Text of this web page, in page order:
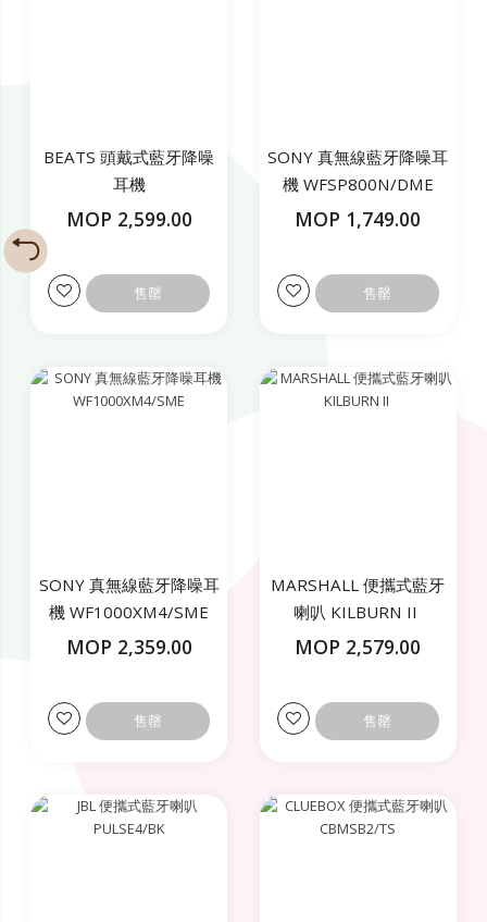
BEATS 頭戴式藍牙降噪
耳機
MOP 2,599.00
售罄
SONY 真無線藍牙降噪耳
機 WFSP800N/DME
MOP 1,749.00
售罄
SONY 真無線藍牙降噪耳
機 WF1000XM4/SME
MOP 2,359.00
售罄
MARSHALL 便攜式藍牙
喇叭 KILBURN II
MOP 2,579.00
售罄